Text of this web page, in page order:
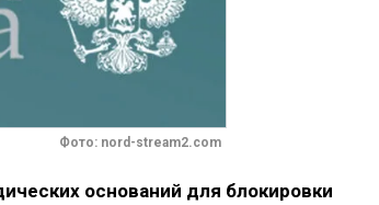
Фото: nord-stream2.com
оснований для блокировки